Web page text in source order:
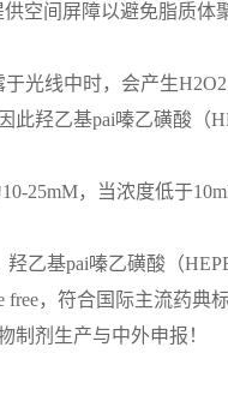
供空间屏障以避免脂质体
光线中时，会产生
羟乙基pai嗪乙磺酸（
25mM，当浓度低于
乙基pai嗪乙磺酸（
，符合国际主流药典
制剂生产与中外申报！